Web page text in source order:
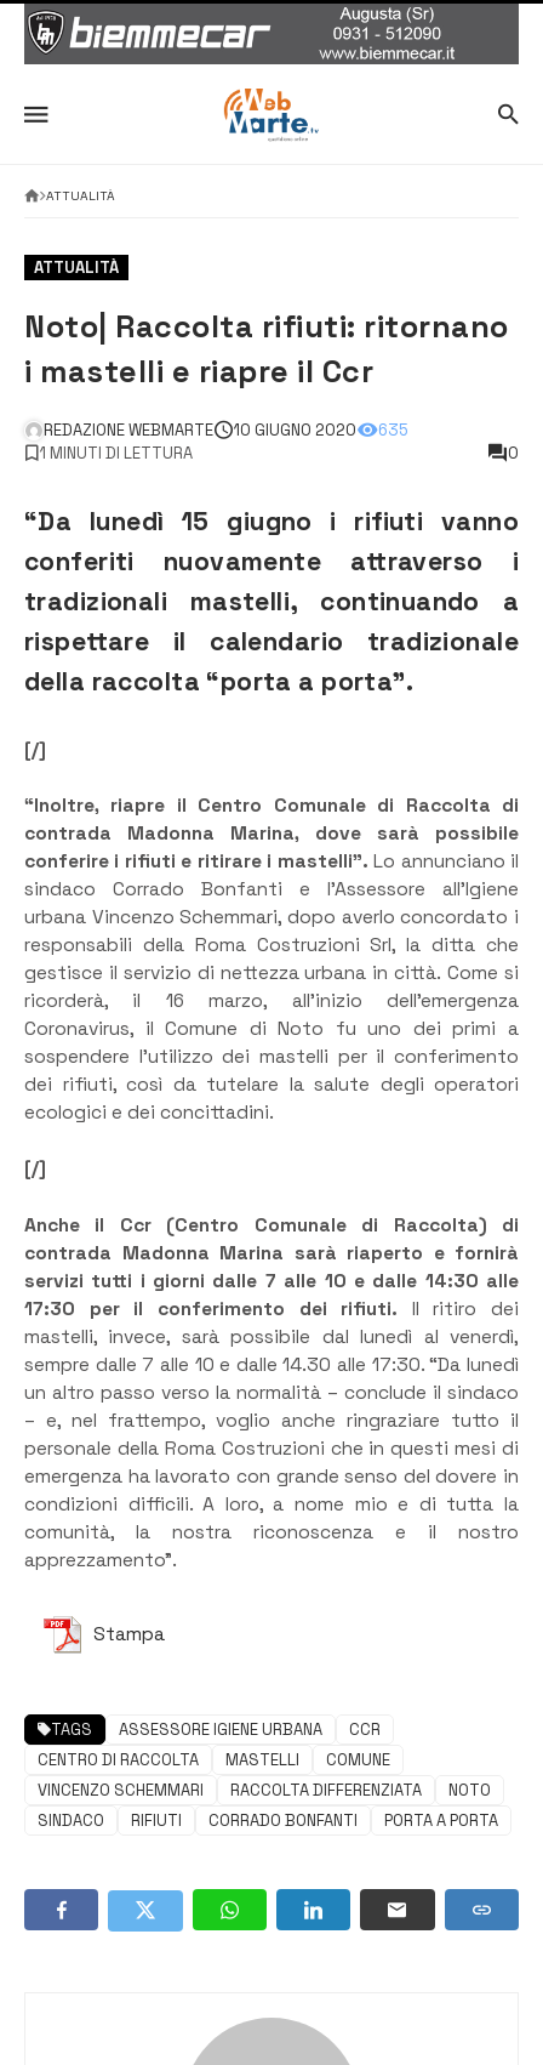
ATTUALITÀ
ATTUALITÀ
Noto| Raccolta rifiuti: ritornano
i mastelli e riapre il Ccr
REDAZIONE WEBMARTE 10 GIUGNO 2020
635
1 MINUTI DI LETTURA
0
“Da lunedì 15 giugno i rifiuti vanno
conferiti nuovamente attraverso i
tradizionali mastelli, continuando a
rispettare il calendario tradizionale
della raccolta “porta a porta”.
[/]
“Inoltre, riapre il Centro Comunale di Raccolta di
contrada Madonna Marina, dove sarà possibile
conferire i rifiuti e ritirare i mastelli”. Lo annunciano il
sindaco Corrado Bonfanti e l’Assessore all’Igiene
urbana Vincenzo Schemmari, dopo averlo concordato i
responsabili della Roma Costruzioni Srl, la ditta che
gestisce il servizio di nettezza urbana in città. Come si
ricorderà, il 16 marzo, all’inizio dell’emergenza
Coronavirus, il Comune di Noto fu uno dei primi a
sospendere l’utilizzo dei mastelli per il conferimento
dei rifiuti, così da tutelare la salute degli operatori
ecologici e dei concittadini.
[/]
Anche il Ccr (Centro Comunale di Raccolta) di
contrada Madonna Marina sarà riaperto e fornirà
servizi tutti i giorni dalle 7 alle 10 e dalle 14:30 alle
17:30 per il conferimento dei rifiuti. Il ritiro dei
mastelli, invece, sarà possibile dal lunedì al venerdì,
sempre dalle 7 alle 10 e dalle 14.30 alle 17:30. “Da lunedì
un altro passo verso la normalità – conclude il sindaco
– e, nel frattempo, voglio anche ringraziare tutto il
personale della Roma Costruzioni che in questi mesi di
emergenza ha lavorato con grande senso del dovere in
condizioni difficili. A loro, a nome mio e di tutta la
comunità, la nostra riconoscenza e il nostro
apprezzamento”.
Stampa
TAGS ASSESSORE IGIENE URBANA
CCR
CENTRO DI RACCOLTA
MASTELLI
COMUNE
VINCENZO SCHEMMARI
RACCOLTA DIFFERENZIATA
NOTO
SINDACO
RIFIUTI CORRADO BONFANTI PORTA A PORTA